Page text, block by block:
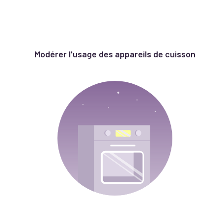
Modérer l'usage des appareils de cuisson